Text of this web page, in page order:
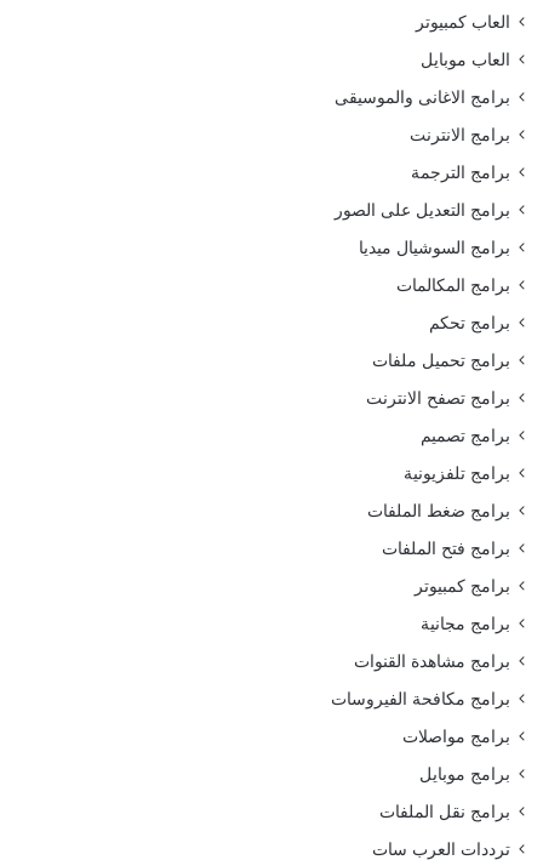
العاب كمبيوتر
العاب موبايل
برامج الاغانى والموسيقى
برامج الانترنت
برامج الترجمة
برامج التعديل على الصور
برامج السوشيال ميديا
برامج المكالمات
برامج تحكم
برامج تحميل ملفات
برامج تصفح الانترنت
برامج تصميم
برامج تلفزيونية
برامج ضغط الملفات
برامج فتح الملفات
برامج كمبيوتر
برامج مجانية
برامج مشاهدة القنوات
برامج مكافحة الفيروسات
برامج مواصلات
برامج موبايل
برامج نقل الملفات
ترددات العرب سات